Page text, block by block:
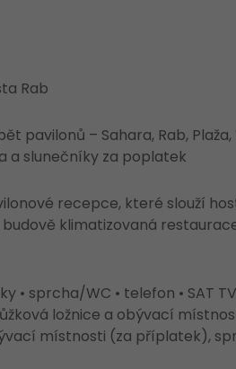
Rab
pavilonů – Sahara, Rab,
a slunečníky za poplatek
recepce, které slouží
klimatizovaná
• sprcha/WC • telefon • SAT
ložnice a obývací
místnosti (za příplatek),